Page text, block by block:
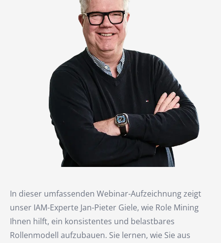
In dieser umfassenden Webinar-Aufzeichnung zeigt
unser IAM-Experte Jan-Pieter Giele, wie Role Mining
Ihnen hilft, ein konsistentes und belastbares
Rollenmodell aufzubauen. Sie lernen, wie Sie aus